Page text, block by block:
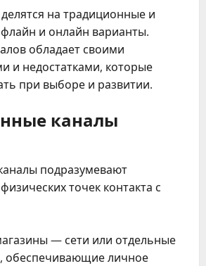
на традиционные и
и онлайн варианты.
обладает своими
и недостатками, которые
при выборе и развитии.
каналы
подразумевают
точек контакта с
— сети или отдельные
обеспечивающие личное